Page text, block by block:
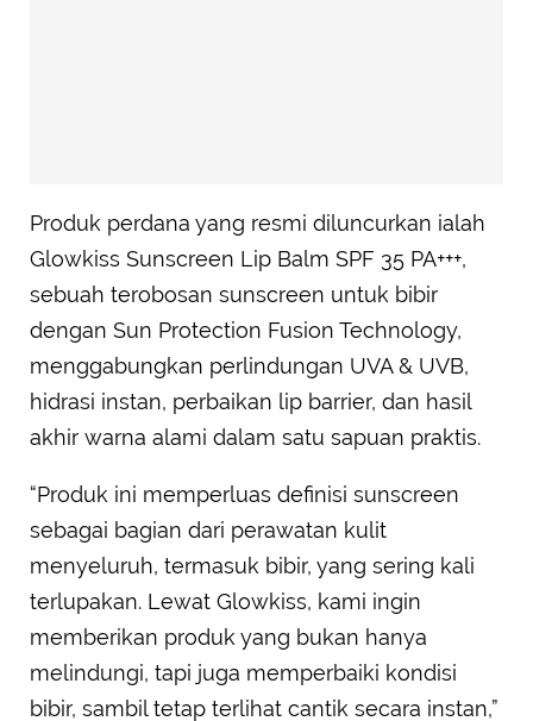
Produk perdana yang resmi diluncurkan ialah
Glowkiss Sunscreen Lip Balm SPF 35 PA+++,
sebuah terobosan sunscreen untuk bibir
dengan Sun Protection Fusion Technology,
menggabungkan perlindungan UVA & UVB,
hidrasi instan, perbaikan lip barrier, dan hasil
akhir warna alami dalam satu sapuan praktis.
“Produk ini memperluas definisi sunscreen
sebagai bagian dari perawatan kulit
menyeluruh, termasuk bibir, yang sering kali
terlupakan. Lewat Glowkiss, kami ingin
memberikan produk yang bukan hanya
melindungi, tapi juga memperbaiki kondisi
bibir, sambil tetap terlihat cantik secara instan,”